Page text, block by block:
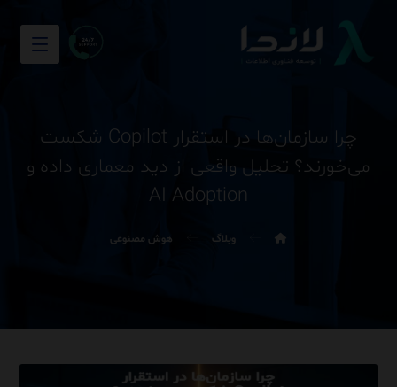
چرا سازمان‌ها در استقرار Copilot شکست
می‌خورند؟ تحلیل واقعی از دید معماری داده و
AI Adoption
وبلاگ هوش مصنوعی